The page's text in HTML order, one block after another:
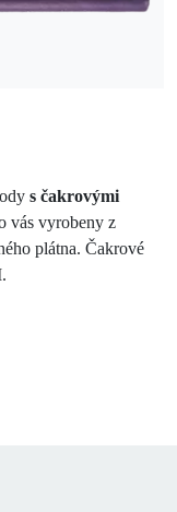
s čakrovými
vás vyrobeny z
plátna. Čakrové